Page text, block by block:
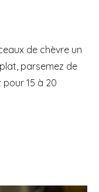
de chèvre un
parsemez de
15 à 20